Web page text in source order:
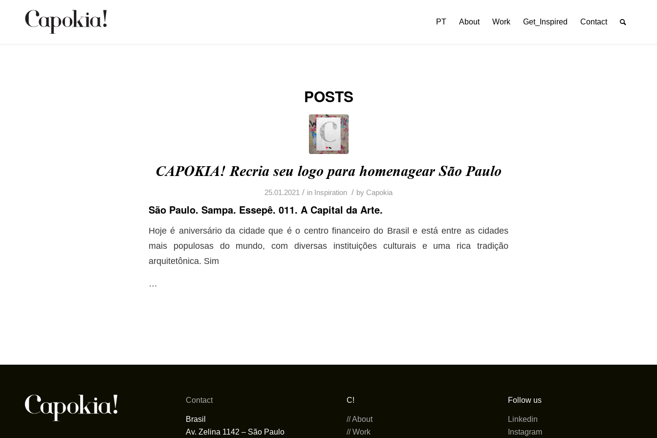
PT About Work Get_Inspired Contact
POSTS
CAPOKIA! Recria seu logo para homenagear São Paulo
25.01.2021 / in Inspiration / by Capokia
São Paulo. Sampa. Essepê. 011. A Capital da Arte.
Hoje é aniversário da cidade que é o centro financeiro do Brasil e está entre as cidades
mais populosas do mundo, com diversas instituições culturais e uma rica tradição
arquitetônica. Sim
…
Contact
Brasil
Av. Zelina 1142 – São Paulo
C!
// About
// Work
Follow us
Linkedin
Instagram